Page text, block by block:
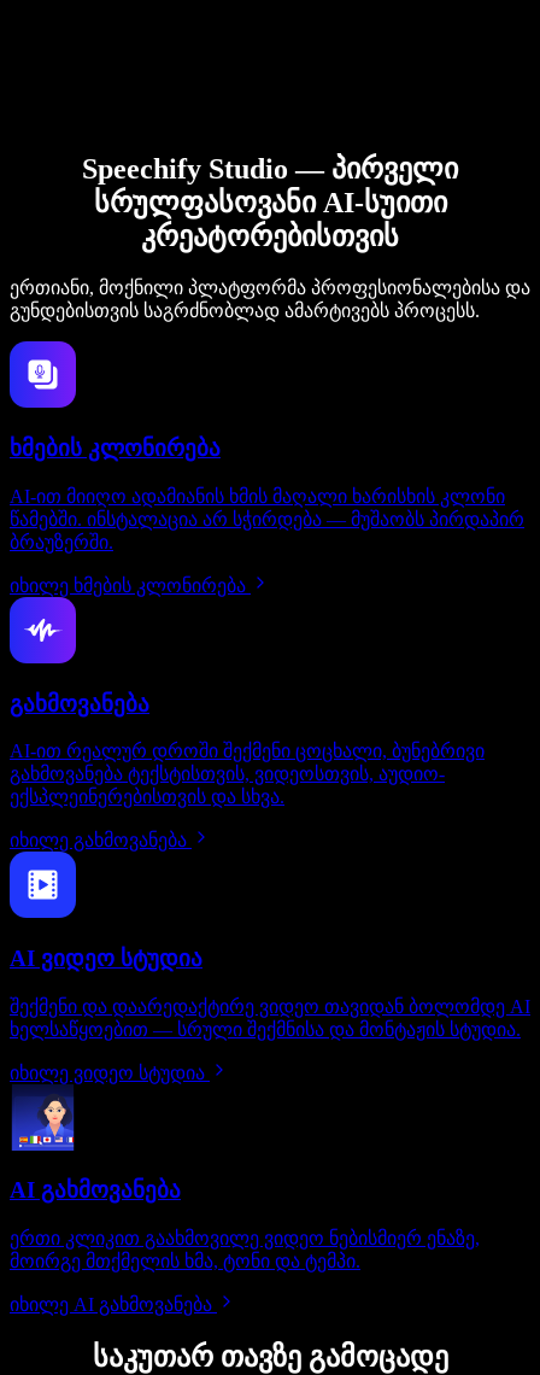
Speechify Studio — პირველი
სრულფასოვანი AI-სუითი
კრეატორებისთვის
ერთიანი, მოქნილი პლატფორმა პროფესიონალებისა და
გუნდებისთვის საგრძნობლად ამარტივებს პროცესს.
ხმების კლონირება
AI-ით მიიღო ადამიანის ხმის მაღალი ხარისხის კლონი
წამებში. ინსტალაცია არ სჭირდება — მუშაობს პირდაპირ
ბრაუზერში.
იხილე ხმების კლონირება
გახმოვანება
AI-ით რეალურ დროში შექმენი ცოცხალი, ბუნებრივი
გახმოვანება ტექსტისთვის, ვიდეოსთვის, აუდიო-
ექსპლეინერებისთვის და სხვა.
იხილე გახმოვანება
AI ვიდეო სტუდია
შექმენი და დაარედაქტირე ვიდეო თავიდან ბოლომდე AI
ხელსაწყოებით — სრული შექმნისა და მონტაჟის სტუდია.
იხილე ვიდეო სტუდია
AI გახმოვანება
ერთი კლიკით გაახმოვილე ვიდეო ნებისმიერ ენაზე,
მოირგე მთქმელის ხმა, ტონი და ტემპი.
იხილე AI გახმოვანება
საკუთარ თავზე გამოცადე